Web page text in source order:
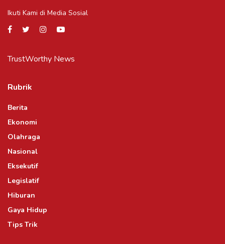
Ikuti Kami di Media Sosial
TrustWorthy News
Rubrik
Berita
Ekonomi
Olahraga
Nasional
Eksekutif
Legislatif
Hiburan
Gaya Hidup
Tips Trik